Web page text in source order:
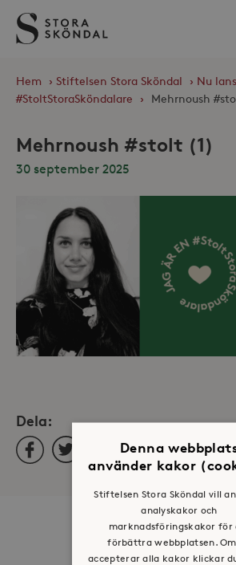
Stora
Sköndal
Hem › Stiftelsen Stora Sköndal › Nu
#StoltStoraSköndalare
› Mehrnoush
Mehrnoush #stolt (1)
30 september 2025
Dela:
Facebook
Twitter LinkedIn
Om oss
Organisation
Denna
använder kakor
Stiftelsen Stora Sköndal vill
analyskakor och
marknadsföringskakor
förbättra webbplatsen.
accepterar alla kakor klickar